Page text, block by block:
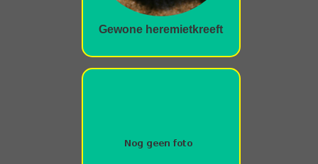
Gewone heremietkreeft